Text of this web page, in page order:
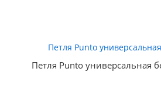
Петля Punto универсальная